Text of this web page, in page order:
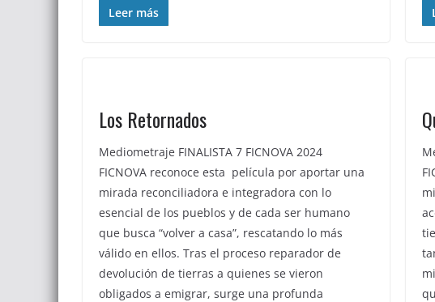
Leer más
Los Retornados
Mediometraje FINALISTA 7 FICNOVA 2024
FICNOVA reconoce esta película por aportar una
mirada reconciliadora e integradora con lo
esencial de los pueblos y de cada ser humano
que busca “volver a casa”, rescatando lo más
válido en ellos. Tras el proceso reparador de
devolución de tierras a quienes se vieron
obligados a emigrar, surge una profunda